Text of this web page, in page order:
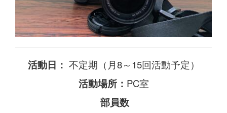
活動日： 不定期（月8～15回活動予定）
活動場所： PC室
部員数